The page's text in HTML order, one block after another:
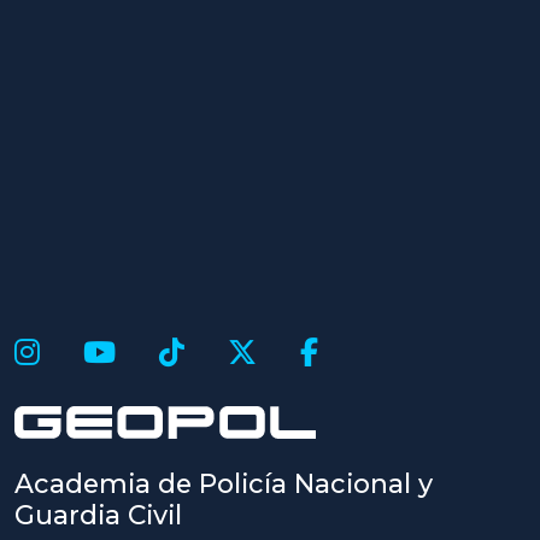
Academia de Policía Nacional y
Guardia Civil